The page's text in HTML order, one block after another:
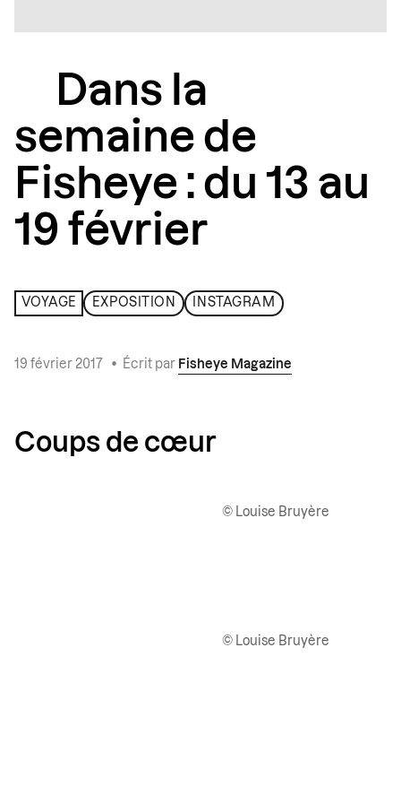
Dans la
semaine de
Fisheye : du 13 au
19 février
VOYAGE EXPOSITION INSTAGRAM
19 février 2017 • Écrit par Fisheye Magazine
Coups de cœur
© Louise Bruyère
© Louise Bruyère